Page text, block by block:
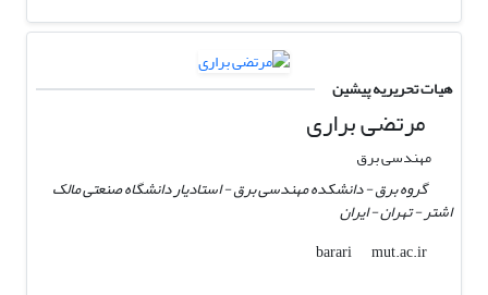
هیات تحریریه پیشین
مرتضی براری
مهندسی برق
گروه برق - دانشکده مهندسی برق - استادیار دانشگاه صنعتی مالک
اشتر - تهران - ایران
barari
mut.ac.ir